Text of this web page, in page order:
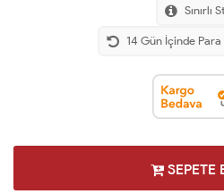
Sınırlı
14 Gün İçinde
SEPETE